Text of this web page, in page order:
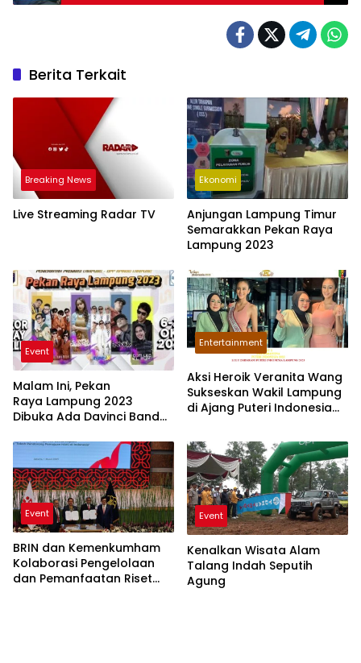
Berita Terkait
Breaking News
Live Streaming Radar TV
Ekonomi
Anjungan Lampung Timur
Semarakkan Pekan Raya
Lampung 2023
Event
Malam Ini, Pekan
Raya Lampung 2023
Dibuka Ada Davinci Band
Entertainment
Aksi Heroik Veranita Wang
Sukseskan Wakil Lampung
di Ajang Puteri Indonesia
Event
BRIN dan Kemenkumham
Kolaborasi Pengelolaan
dan Pemanfaatan Riset
Event
Kenalkan Wisata Alam
Talang Indah Seputih
Agung